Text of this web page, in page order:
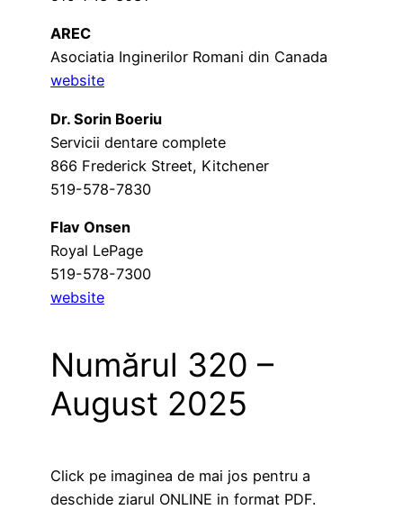
AREC
Asociatia Inginerilor Romani din Canada
website
Dr. Sorin Boeriu
Servicii dentare complete
866 Frederick Street, Kitchener
519-578-7830
Flav Onsen
Royal LePage
519-578-7300
website
Numărul 320 –
August 2025
Click pe imaginea de mai jos pentru a
deschide ziarul ONLINE in format PDF.